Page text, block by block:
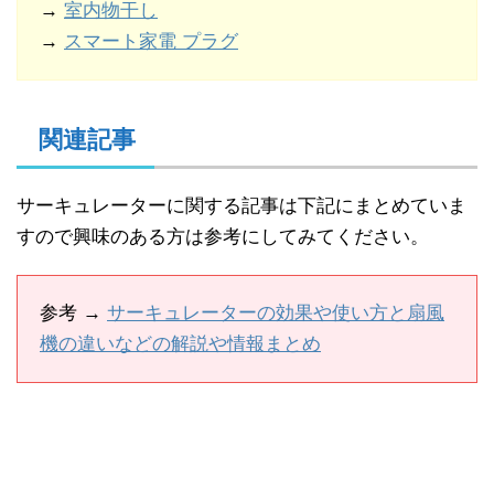
→ 室内物干し
→ スマート家電 プラグ
関連記事
サーキュレーターに関する記事は下記にまとめていま
すので興味のある方は参考にしてみてください。
参考 → サーキュレーターの効果や使い方と扇風
機の違いなどの解説や情報まとめ